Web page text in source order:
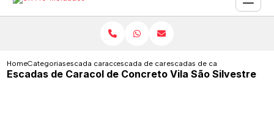
HomeCategoriasescada caracol de concretoescada de caracol de concreto
escadas de caracol de
Escadas de Caracol de Concreto Vila São Silvestre